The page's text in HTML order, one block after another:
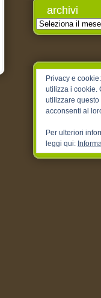
archivi
Archivi
Privacy e
utilizza i cookie.
utilizzare questo
acconsenti al
Per ulteriori
leggi qui: